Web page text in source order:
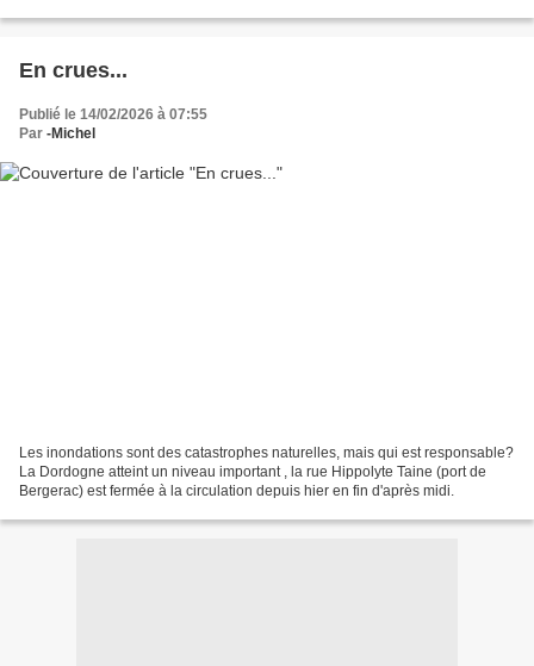
En crues...
Publié le 14/02/2026 à 07:55
Par -Michel
Les inondations sont des catastrophes naturelles, mais qui est responsable?
La Dordogne atteint un niveau important , la rue Hippolyte Taine (port de
Bergerac) est fermée à la circulation depuis hier en fin d'après midi.